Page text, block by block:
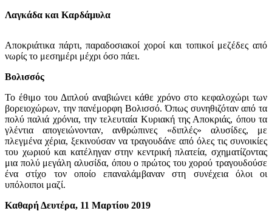
Λαγκάδα και Καρδάμυλα
Αποκριάτικα πάρτι, παραδοσιακοί χοροί και τοπικοί μεζέδες από
νωρίς το μεσημέρι μέχρι όσο πάει.
Βολισσός
Το έθιμο του Διπλού αναβιώνει κάθε χρόνο στο κεφαλοχώρι των
βορειοχώρων, την πανέμορφη Βολισσό. Όπως συνηθιζόταν από τα
πολύ παλιά χρόνια, την τελευταία Κυριακή της Αποκριάς, όπου τα
γλέντια απογειώνονταν, ανθρώπινες «διπλές» αλυσίδες, με
πλεγμένα χέρια, ξεκινούσαν να τραγουδάνε από όλες τις συνοικίες
του χωριού και κατέληγαν στην κεντρική πλατεία, σχηματίζοντας
μια πολύ μεγάλη αλυσίδα, όπου ο πρώτος του χορού τραγουδούσε
ένα στίχο τον οποίο επαναλάμβαναν στη συνέχεια όλοι οι
υπόλοιποι μαζί.
Καθαρή Δευτέρα, 11 Μαρτίου 2019